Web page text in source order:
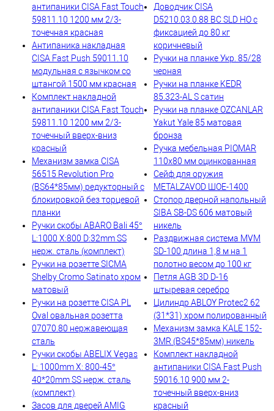
антипаники CISA Fast Touch
59811.10 1200 мм 2/3-
точечная красная
Антипаника накладная
CISA Fast Push 59011.10
модульная с язычком со
штангой 1500 мм красная
Комплект накладной
антипаники CISA Fast Touch
59811.10 1200 мм 2/3-
точечный вверх-вниз
красный
Механизм замка CISA
56515 Revolution Pro
(BS64*85мм) редукторный с
блокировкой без торцевой
планки
Ручки скобы ABARO Bali 45°
L:1000 X:800 D:32mm SS
нерж. сталь (комплект)
Ручки на розетте SICMA
Shelby Cromo Satinato хром
матовый
Ручки на розетте CISA PL
Oval овальная розетта
07070.80 нержавеющая
сталь
Ручки скобы ABELIX Vegas
L: 1000mm X: 800-45°
40*20mm SS нерж. сталь
(комплект)
Засов для дверей AMIG
Доводчик CISA
D5210.03.0.88 BC SLD HO с
фиксацией до 80 кг
коричневый
Ручки на планке Укр. 85/28
черная
Ручки на планке KEDR
85.323-AL S сатин
Ручки на планке OZCANLAR
Yakut Yale 85 матовая
бронза
Ручка мебельная PIOMAR
110х80 мм оцинкованная
Сейф для оружия
METALZAVOD ШОЕ-1400
Стопор дверной напольный
SIBA SB-DS 606 матовый
никель
Раздвижная система MVM
SD-100 длина 1,8 м на 1
полотно весом до 100 кг
Петля AGB 3D D-16
штыревая серебро
Цилиндр ABLOY Protec2 62
(31*31) хром полированный
Механизм замка KALE 152-
3MR (BS45*85мм) никель
Комплект накладной
антипаники CISA Fast Push
59016.10 900 мм 2-
точечный вверх-вниз
красный